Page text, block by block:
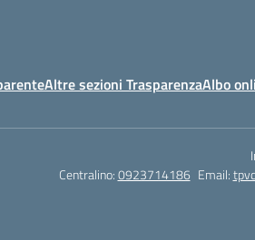
Altre sezioni TrasparenzaAlbo
Centralino:0923714186 Email: